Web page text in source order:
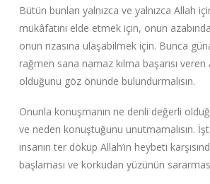
Bütün bunları yalnızca ve yalnızca Allah
mükâfatını elde etmek için, onun
onun rızasına ulaşabilmek için. Bunca
rağmen sana namaz kılma başarısı
olduğunu göz önünde bulundurmalısın.
Onunla konuşmanın ne denli değerli
ve neden konuştuğunu unutmamalısın.
insanın ter döküp Allah’ın heybeti
başlaması ve korkudan yüzünün